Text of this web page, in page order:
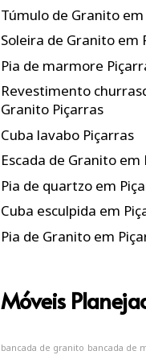
Túmulo de Granito
Soleira de Granito em
Pia de marmore
Revestimento
Granito Piçarras
Cuba lavabo Piçarras
Escada de Granito em
Pia de quartzo em
Cuba esculpida em
Pia de Granito em
Móveis
bancada de granito bancada de